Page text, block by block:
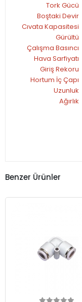
Tork Gücü
Boştaki Devir
Cıvata Kapasitesi
Gürültü
Çalışma Basıncı
Hava Sarfiyatı
Giriş Rekoru
Hortum İç Çapı
Uzunluk
Ağırlık
Benzer Ürünler